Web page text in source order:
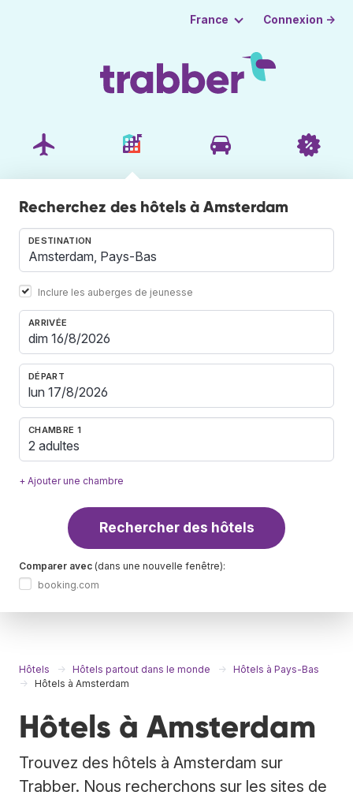
France Connexion →
Recherchez des hôtels à Amsterdam
DESTINATION
Inclure les auberges de jeunesse
ARRIVÉE
DÉPART
CHAMBRE 1
2 adultes
+ Ajouter une chambre
Rechercher des hôtels
Comparer avec (dans une nouvelle fenêtre):
booking.com
Hôtels Hôtels partout dans le monde
Hôtels à Pays-Bas
Hôtels à Amsterdam
Hôtels à Amsterdam
Trouvez des hôtels à Amsterdam sur
Trabber. Nous recherchons sur les sites de